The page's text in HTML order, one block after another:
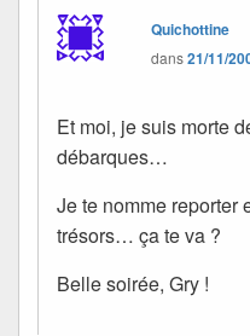
Quichottine
dans21/11/
Et moi, je suis morte
débarques…
Je te nomme reporter
trésors… ça te va ?
Belle soirée, Gry !